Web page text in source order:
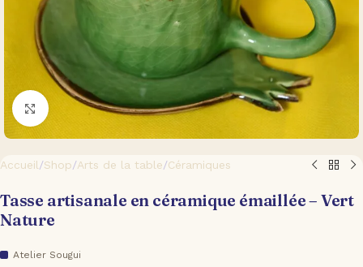
Cliquez pour agrandir
Accueil/Shop/Arts de la table/Céramiques
Tasse artisanale en céramique émaillée – Vert
Nature
Atelier Sougui